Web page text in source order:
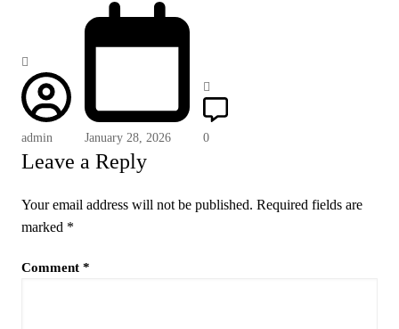
admin January 28, 2026 0
Leave a Reply
Your email address will not be published. Required fields are
marked *
Comment *